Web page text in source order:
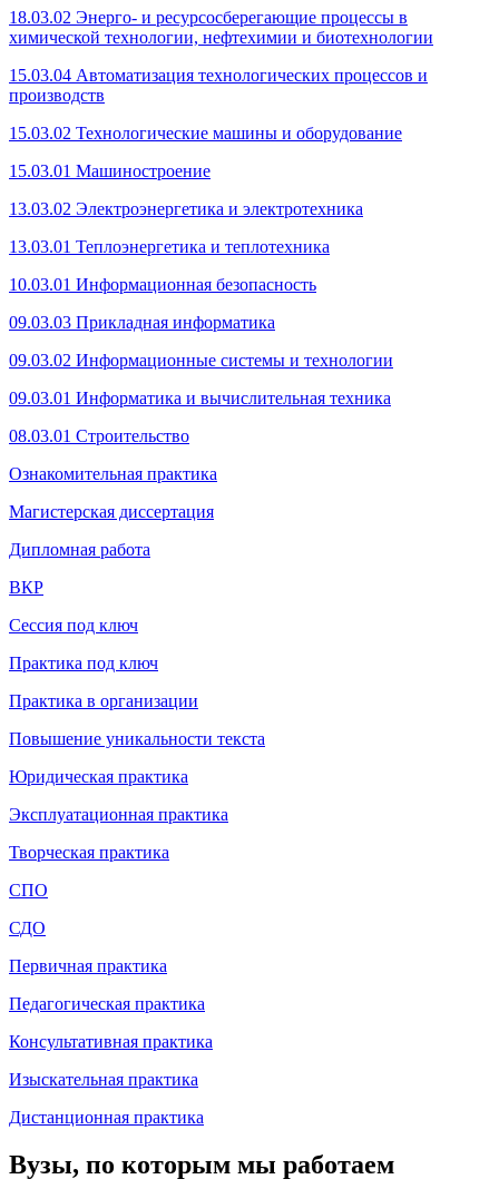
18.03.02 Энерго- и ресурсосберегающие процессы в
химической технологии, нефтехимии и биотехнологии
15.03.04 Автоматизация технологических процессов и
производств
15.03.02 Технологические машины и оборудование
15.03.01 Машиностроение
13.03.02 Электроэнергетика и электротехника
13.03.01 Теплоэнергетика и теплотехника
10.03.01 Информационная безопасность
09.03.03 Прикладная информатика
09.03.02 Информационные системы и технологии
09.03.01 Информатика и вычислительная техника
08.03.01 Строительство
Ознакомительная практика
Магистерская диссертация
Дипломная работа
ВКР
Сессия под ключ
Практика под ключ
Практика в организации
Повышение уникальности текста
Юридическая практика
Эксплуатационная практика
Творческая практика
СПО
СДО
Первичная практика
Педагогическая практика
Консультативная практика
Изыскательная практика
Дистанционная практика
Вузы, по которым мы работаем